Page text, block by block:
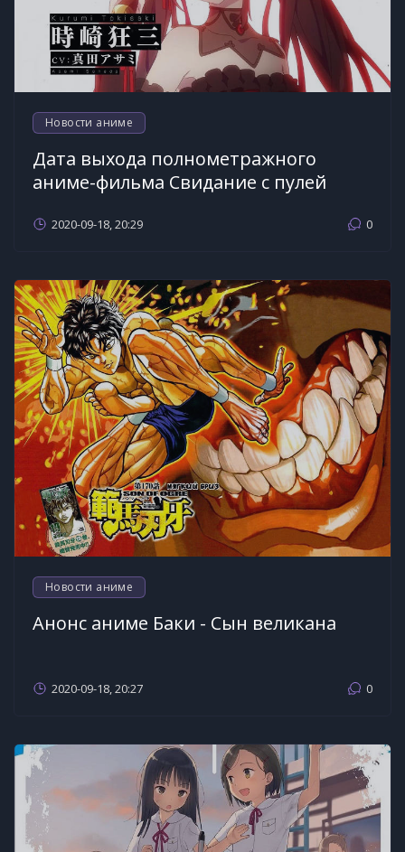
Новости аниме
Дата выхода полнометражного
аниме-фильма Свидание с пулей
2020-09-18, 20:29 0
Новости аниме
Анонс аниме Баки - Сын великана
2020-09-18, 20:27 0